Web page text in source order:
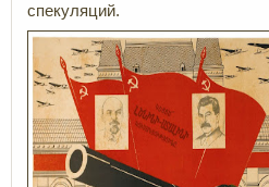
спекуляций.